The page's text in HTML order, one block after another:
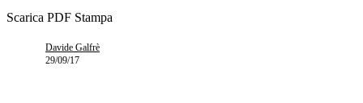
Scarica PDF Stampa
Davide Galfrè
29/09/17